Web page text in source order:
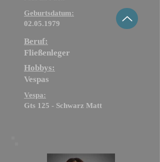
Geburtsdatum:
02.05.1979
Beruf:
Fließenleger
Hobbys:
Vespas
Vespa:
Gts 125 - Schwarz Matt